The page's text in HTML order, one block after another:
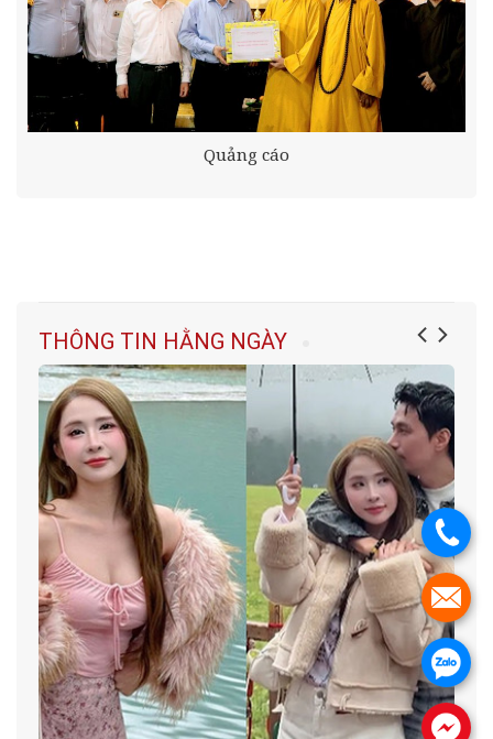
Quảng cáo
THÔNG TIN HẰNG NGÀY
.
.
.
.